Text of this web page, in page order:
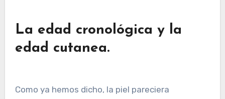
La edad cronológica y la
edad cutanea.
Como ya hemos dicho, la piel pareciera